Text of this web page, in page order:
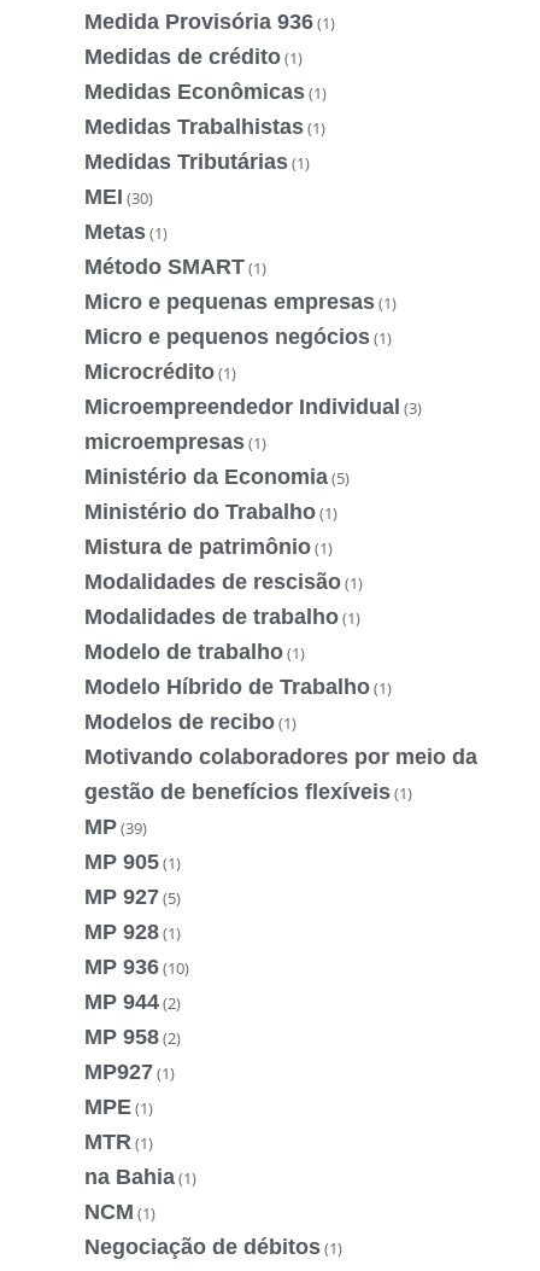
Medida Provisória 936(1)
Medidas de crédito(1)
Medidas Econômicas(1)
Medidas Trabalhistas(1)
Medidas Tributárias(1)
MEI (30)
Metas(1)
Método SMART(1)
Micro e pequenas empresas(1)
Micro e pequenos negócios(1)
Microcrédito(1)
Microempreendedor Individual (3)
microempresas(1)
Ministério da Economia(5)
Ministério do Trabalho(1)
Mistura de patrimônio(1)
Modalidades de rescisão(1)
Modalidades de trabalho(1)
Modelo de trabalho(1)
Modelo Híbrido de Trabalho(1)
Modelos de recibo(1)
Motivando colaboradores por meio da
gestão de benefícios flexíveis(1)
MP(39)
MP 905(1)
MP 927(5)
MP 928(1)
MP 936(10)
MP 944(2)
MP 958(2)
MP927(1)
MPE(1)
MTR (1)
na Bahia(1)
NCM (1)
Negociação de débitos(1)